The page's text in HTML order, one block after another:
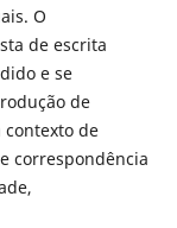
O
de escrita
e se
de
de
correspondência